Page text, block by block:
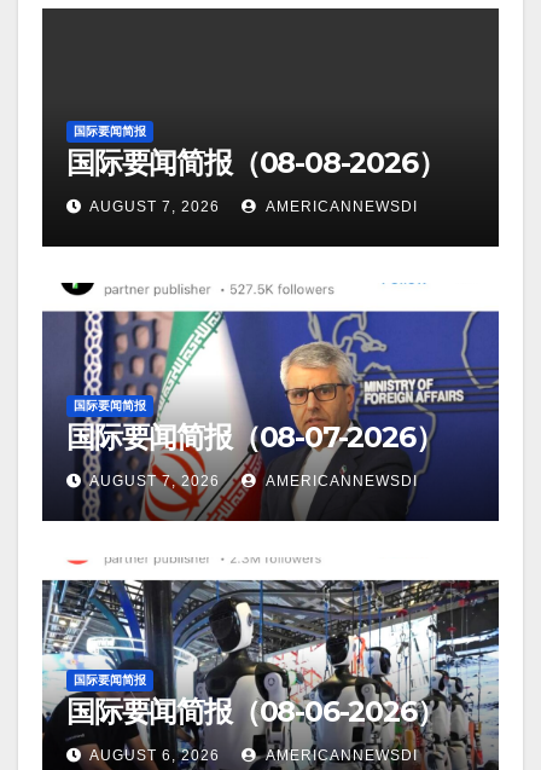
国际要闻简报
国际要闻简报（08-08-2026）
AUGUST 7, 2026 AMERICANNEWSDI
国际要闻简报
国际要闻简报（08-07-2026）
AUGUST 7, 2026 AMERICANNEWSDI
国际要闻简报
国际要闻简报（08-06-2026）
AUGUST 6, 2026 AMERICANNEWSDI